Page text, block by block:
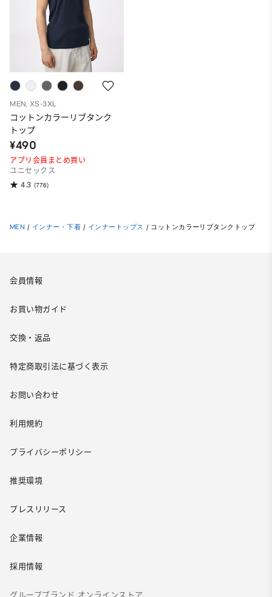
MEN, XS-3XL
コットンカラーリブタンク
トップ
¥490
アプリ会員まとめ買い
ユニセックス
4.3 (776)
MEN / インナー・下着 / インナートップス / コットンカラーリブタンクトップ
会員情報
お買い物ガイド
交換・返品
特定商取引法に基づく表示
お問い合わせ
利用規約
プライバシーポリシー
推奨環境
プレスリリース
企業情報
採用情報
グループブランド オンラインストア